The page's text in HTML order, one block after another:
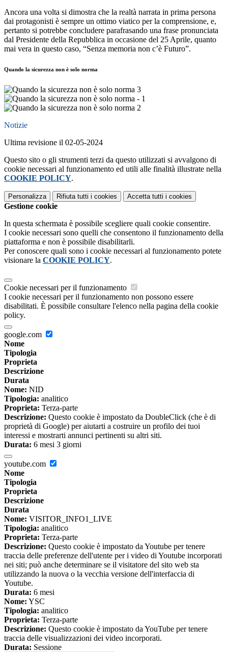
Ancora una volta si dimostra che la realtà narrata in prima persona
dai protagonisti è sempre un ottimo viatico per la comprensione, e,
pertanto si potrebbe concludere parafrasando una frase pronunciata
dal Presidente della Repubblica in occasione del 25 Aprile, quanto
mai vera in questo caso, “Senza memoria non c’è Futuro”.
Quando la sicurezza non è solo norma
Notizie
Ultima revisione il 02-05-2024
Questo sito o gli strumenti terzi da questo utilizzati si avvalgono di
cookie necessari al funzionamento ed utili alle finalità illustrate nella
COOKIE POLICY.
Personalizza Rifiuta tutti i cookies Accetta tutti i cookies
Gestione cookie
In questa schermata è possibile scegliere quali cookie consentire.
I cookie necessari sono quelli che consentono il funzionamento della
piattaforma e non è possibile disabilitarli.
Per conoscere quali sono i cookie necessari al funzionamento potete
visionare la COOKIE POLICY.
Cookie necessari per il funzionamento
I cookie necessari per il funzionamento non possono essere
disabilitati. È possibile consultare l'elenco nella pagina della cookie
policy.
google.com
Nome
Tipologia
Proprieta
Descrizione
Durata
Nome: NID
Tipologia: analitico
Proprieta: Terza-parte
Descrizione: Questo cookie è impostato da DoubleClick (che è di
proprietà di Google) per aiutarti a costruire un profilo dei tuoi
interessi e mostrarti annunci pertinenti su altri siti.
Durata: 6 mesi 3 giorni
youtube.com
Nome
Tipologia
Proprieta
Descrizione
Durata
Nome: VISITOR_INFO1_LIVE
Tipologia: analitico
Proprieta: Terza-parte
Descrizione: Questo cookie è impostato da Youtube per tenere
traccia delle preferenze dell'utente per i video di Youtube incorporati
nei siti; può anche determinare se il visitatore del sito web sta
utilizzando la nuova o la vecchia versione dell'interfaccia di
Youtube.
Durata: 6 mesi
Nome: YSC
Tipologia: analitico
Proprieta: Terza-parte
Descrizione: Questo cookie è impostato da YouTube per tenere
traccia delle visualizzazioni dei video incorporati.
Durata: Sessione